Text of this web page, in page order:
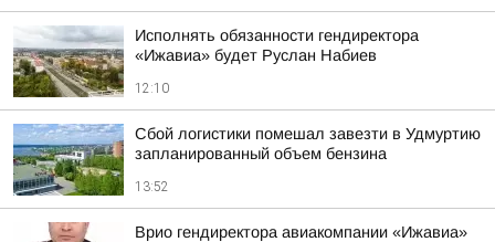
Исполнять обязанности гендиректора
«Ижавиа» будет Руслан Набиев
12:10
Сбой логистики помешал завезти в Удмуртию
запланированный объем бензина
13:52
Врио гендиректора авиакомпании «Ижавиа»